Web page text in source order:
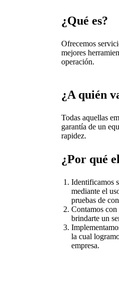
¿Qué es?
Ofrecemos
mejores
operación.
¿A quién
Todas aquellas
garantía de un
rapidez.
¿Por qué
Identificamos
mediante el
pruebas de
Contamos con
brindarte un
la cual
empresa.